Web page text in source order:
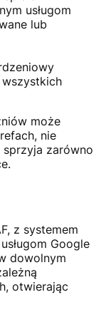
usługom
lub
wszystkich
może
nie
zarówno
z systemem
Google
dowolnym
otwierając